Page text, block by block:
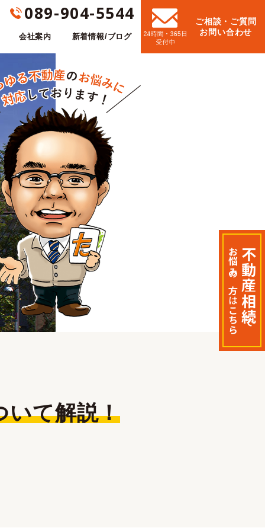
089-904-5544
会社案内 新着情報/ブログ
ご相談・ご質問
お問い合わせ
いて解説！
不動産相続
で
お悩み
の
方
は
こちら
T-コン
たろ